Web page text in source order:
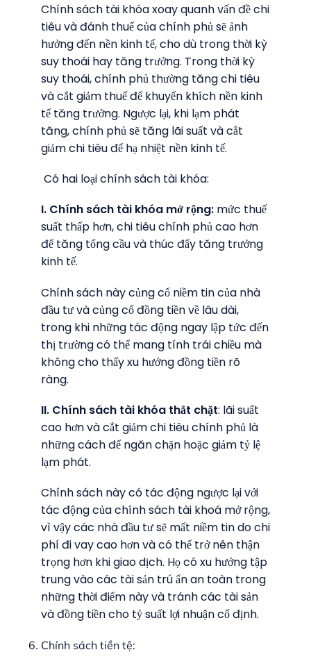
Chính sách tài khóa xoay quanh vấn đề chi
tiêu và đánh thuế của chính phủ sẽ ảnh
hưởng đến nền kinh tế, cho dù trong thời kỳ
suy thoái hay tăng trưởng. Trong thời kỳ
suy thoái, chính phủ thường tăng chi tiêu
và cắt giảm thuế để khuyến khích nền kinh
tế tăng trưởng. Ngược lại, khi lạm phát
tăng, chính phủ sẽ tăng lãi suất và cắt
giảm chi tiêu để hạ nhiệt nền kinh tế.
Có hai loại chính sách tài khóa:
I. Chính sách tài khóa mở rộng: mức thuế
suất thấp hơn, chi tiêu chính phủ cao hơn
để tăng tổng cầu và thúc đẩy tăng trưởng
kinh tế.
Chính sách này củng cố niềm tin của nhà
đầu tư và củng cố đồng tiền về lâu dài,
trong khi những tác động ngay lập tức đến
thị trường có thể mang tính trái chiều mà
không cho thấy xu hướng đồng tiền rõ
ràng.
II. Chính sách tài khóa thắt chặt: lãi suất
cao hơn và cắt giảm chi tiêu chính phủ là
những cách để ngăn chặn hoặc giảm tỷ lệ
lạm phát.
Chính sách này có tác động ngược lại với
tác động của chính sách tài khoá mở rộng,
vì vậy các nhà đầu tư sẽ mất niềm tin do chi
phí đi vay cao hơn và có thể trở nên thận
trọng hơn khi giao dịch. Họ có xu hướng tập
trung vào các tài sản trú ẩn an toàn trong
những thời điểm này và tránh các tài sản
và đồng tiền cho tỷ suất lợi nhuận cố định.
Chính sách tiền tệ: